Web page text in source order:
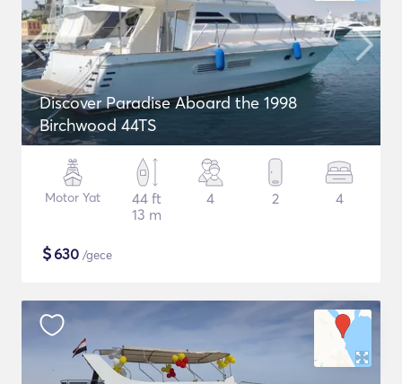
Discover Paradise Aboard the 1998
Birchwood 44TS
Motor Yat
44 ft
13 m
4 2 4
$630 /gece